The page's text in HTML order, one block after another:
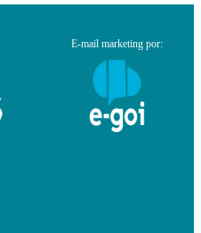
E-mail marketing por: